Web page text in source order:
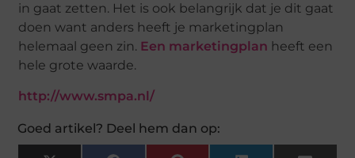
in gaat zetten. Het is ook belangrijk dat je dit gaat
doen want anders heeft je marketingplan
helemaal geen zin. Een marketingplan heeft een
hele grote waarde.
http://www.smpa.nl/
Goed artikel? Deel hem dan op: